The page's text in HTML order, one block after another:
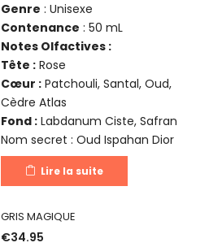
Genre : Unisexe
Contenance : 50 mL
Notes Olfactives :
Tête : Rose
Cœur : Patchouli, Santal, Oud,
Cèdre Atlas
Fond : Labdanum Ciste, Safran
Nom secret : Oud Ispahan Dior
Lire la suite
GRIS MAGIQUE
€34.95